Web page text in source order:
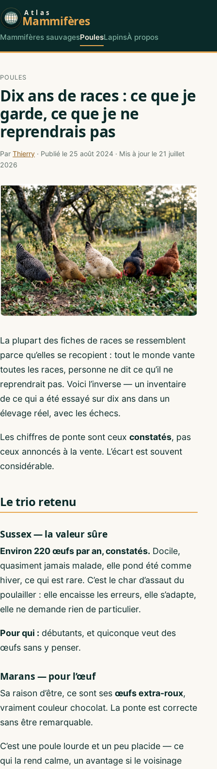
Atlas
Mammifères
Mammifères sauvagesPoulesLapinsÀ propos
POULES
Dix ans de races : ce que je
garde, ce que je ne
reprendrais pas
Par Thierry · Publié le 25 août 2024 · Mis à jour le 21 juillet
2026
La plupart des fiches de races se ressemblent
parce qu’elles se recopient : tout le monde vante
toutes les races, personne ne dit ce qu’il ne
reprendrait pas. Voici l’inverse — un inventaire
de ce qui a été essayé sur dix ans dans un
élevage réel, avec les échecs.
Les chiffres de ponte sont ceux constatés, pas
ceux annoncés à la vente. L’écart est souvent
considérable.
Le trio retenu
Sussex — la valeur sûre
Environ 220 œufs par an, constatés. Docile,
quasiment jamais malade, elle pond été comme
hiver, ce qui est rare. C’est le char d’assaut du
poulailler : elle encaisse les erreurs, elle s’adapte,
elle ne demande rien de particulier.
Pour qui : débutants, et quiconque veut des
œufs sans y penser.
Marans — pour l’œuf
Sa raison d’être, ce sont ses œufs extra-roux,
vraiment couleur chocolat. La ponte est correcte
sans être remarquable.
C’est une poule lourde et un peu placide — ce
qui la rend calme, un avantage si le voisinage